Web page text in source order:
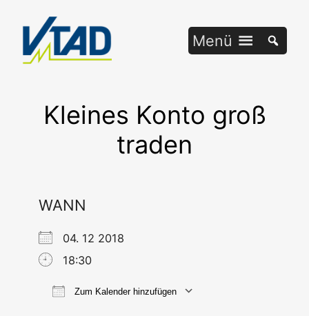
springen
Menü
Kleines Konto groß
traden
WANN
04. 12 2018
18:30
Zum Kalender hinzufügen